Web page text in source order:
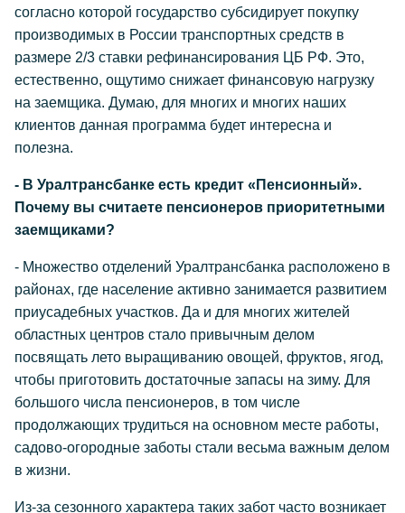
согласно которой государство субсидирует покупку
производимых в России транспортных средств в
размере 2/3 ставки рефинансирования ЦБ РФ. Это,
естественно, ощутимо снижает финансовую нагрузку
на заемщика. Думаю, для многих и многих наших
клиентов данная программа будет интересна и
полезна.
- В Уралтрансбанке есть кредит «Пенсионный».
Почему вы считаете пенсионеров приоритетными
заемщиками?
- Множество отделений Уралтрансбанка расположено в
районах, где население активно занимается развитием
приусадебных участков. Да и для многих жителей
областных центров стало привычным делом
посвящать лето выращиванию овощей, фруктов, ягод,
чтобы приготовить достаточные запасы на зиму. Для
большого числа пенсионеров, в том числе
продолжающих трудиться на основном месте работы,
садово-огородные заботы стали весьма важным делом
в жизни.
Из-за сезонного характера таких забот часто возникает